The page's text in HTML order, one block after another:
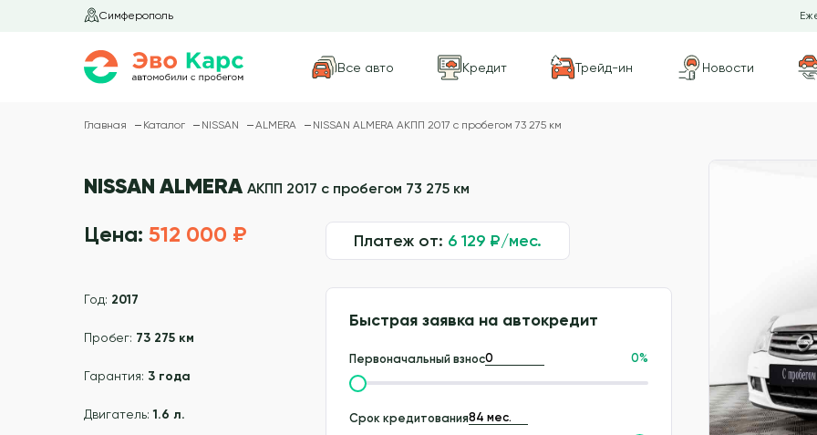
Симферополь
Все авто Кредит Трейд-ин Новости
Главная Каталог NISSAN ALMERA NISSAN ALMERA АКПП 2017 с пробегом 73 275 км
NISSAN ALMERA АКПП 2017 с пробегом 73 275 км
Цена: 512 000 ₽
Год: 2017
Пробег: 73 275 км
Гарантия: 3 года
Двигатель:1.6 л.
Платеж от: 6 129 ₽/мес.
Быстрая заявка на автокредит
Первоначальный взнос 0%
Срок кредитования